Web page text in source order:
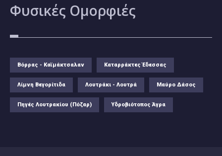
Φυσικές Ομορφιές
Βόρρας - Καϊμάκτσαλαν Καταρράκτες Έδεσσας
Λίμνη Βεγορίτιδα Λουτράκι - Λουτρά Μαύρο Δάσος
Πηγές Λουτρακίου (Πόζαρ) Υδροβιότοπος Άγρα